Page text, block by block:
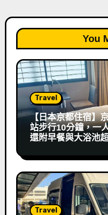
You
Travel
【日本京都住宿】
站步行10分鐘，一
還附早餐與大浴池
Travel